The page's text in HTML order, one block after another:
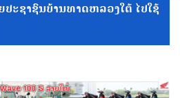
ະຊາຊົນບ້ານທາດຫລວງໃຕ້ ໄປໃຊ້